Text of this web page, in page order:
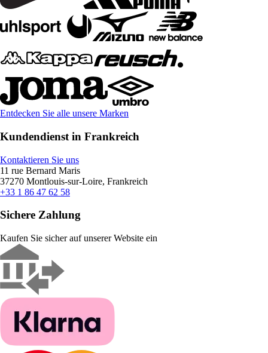
Entdecken Sie alle unsere Marken
Kundendienst in Frankreich
Kontaktieren Sie uns
11 rue Bernard Maris
37270 Montlouis-sur-Loire, Frankreich
+33 1 86 47 62 58
Sichere Zahlung
Kaufen Sie sicher auf unserer Website ein